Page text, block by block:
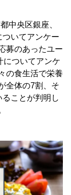
中央区銀座、
いてアンケー
募のあったユー
についてアンケ
の食生活で栄養
全体の7割、そ
ことが判明し